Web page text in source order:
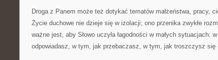
Droga z Panem może też dotykać tematów małżeństwa, pracy,
Życie duchowe nie dzieje się w izolacji; ono przenika zwykłe
ważne jest, aby Słowo uczyła łagodności w małych sytuacjach:
odpowiadasz, w tym, jak przebaczasz, w tym, jak troszczysz się